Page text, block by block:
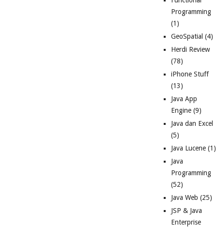
Programming
(1)
GeoSpatial (4)
Herdi Review
(78)
iPhone Stuff
(13)
Java App
Engine (9)
Java dan Excel
(5)
Java Lucene (1)
Java
Programming
(52)
Java Web (25)
JSP & Java
Enterprise